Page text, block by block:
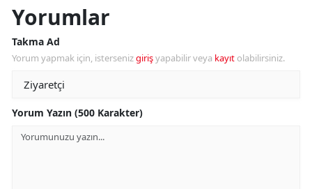
Yorumlar
Takma Ad
Yorum yapmak için, istersenizgirişyapabilir veya kayıt olabilirsiniz.
Yorum Yazın (500 Karakter)